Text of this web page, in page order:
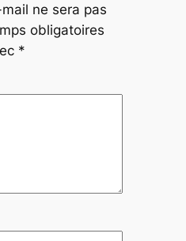
ne sera pas
obligatoires
*